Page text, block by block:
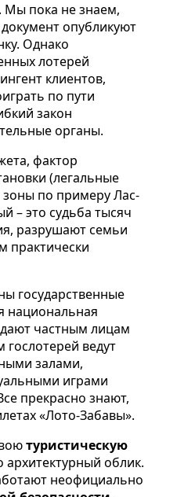
Мы пока не знаем,
опубликуют
Однако
лотерей
клиентов,
по пути
закон
органы.
фактор
(легальные
зоны по примеру Лас-
– это судьба тысяч
разрушают семьи
практически
государственные
национальная
частным лицам
ведут
залами,
играми
прекрасно знают,
«Лото-Забавы».
туристическую
архитектурный облик.
неофициально